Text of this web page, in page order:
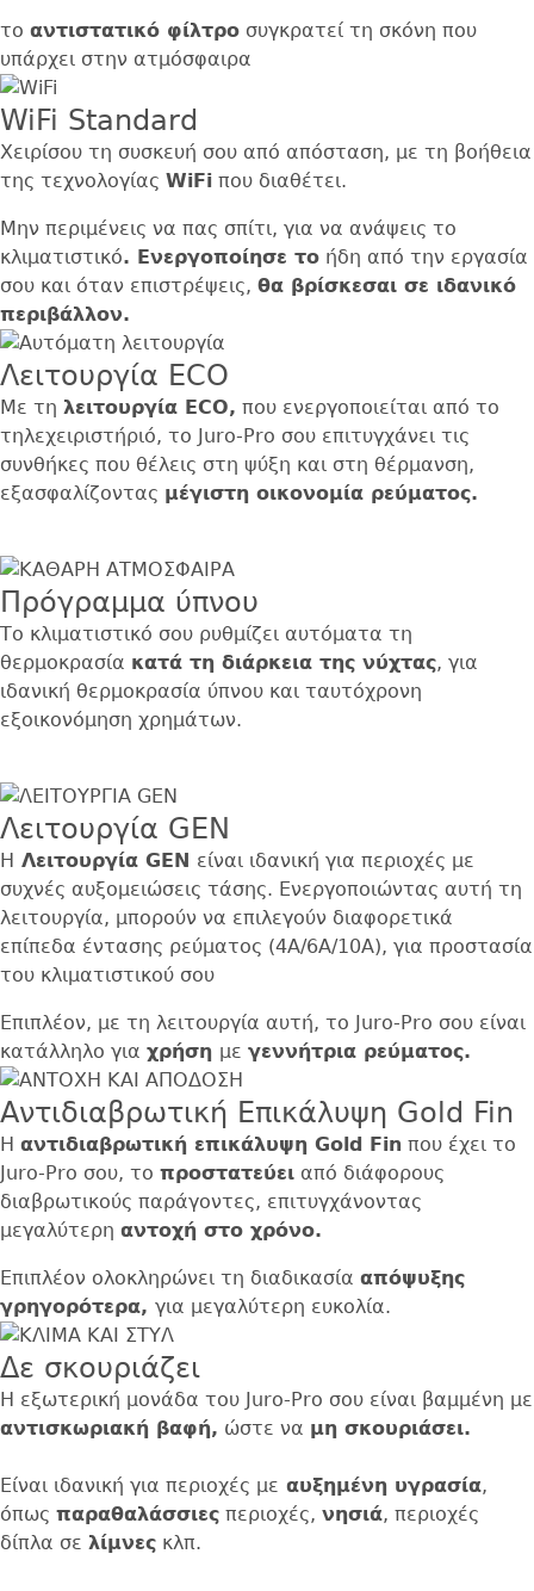
το αντιστατικό φίλτρο συγκρατεί τη σκόνη που
υπάρχει στην ατμόσφαιρα
WiFi Standard
Χειρίσου τη συσκευή σου από απόσταση, με τη βοήθεια
της τεχνολογίας WiFi που διαθέτει.
Μην περιμένεις να πας σπίτι, για να ανάψεις το
κλιματιστικό. Ενεργοποίησε το ήδη από την εργασία
σου και όταν επιστρέψεις, θα βρίσκεσαι σε ιδανικό
περιβάλλον.
Λειτουργία ECO
Με τη λειτουργία ECO, που ενεργοποιείται από το
τηλεχειριστήριό, το Juro-Pro σου επιτυγχάνει τις
συνθήκες που θέλεις στη ψύξη και στη θέρμανση,
εξασφαλίζοντας μέγιστη οικονομία ρεύματος.
Πρόγραμμα ύπνου
Το κλιματιστικό σου ρυθμίζει αυτόματα τη
θερμοκρασία κατά τη διάρκεια της νύχτας, για
ιδανική θερμοκρασία ύπνου και ταυτόχρονη
εξοικονόμηση χρημάτων.
Λειτουργία GEN
H Λειτουργία GEN είναι ιδανική για περιοχές με
συχνές αυξομειώσεις τάσης. Ενεργοποιώντας αυτή τη
λειτουργία, μπορούν να επιλεγούν διαφορετικά
επίπεδα έντασης ρεύματος (4Α/6Α/10Α), για προστασία
του κλιματιστικού σου
Επιπλέον, με τη λειτουργία αυτή, το Juro-Pro σου είναι
κατάλληλο για χρήση με γεννήτρια ρεύματος.
Αντιδιαβρωτική Επικάλυψη Gold Fin
Η αντιδιαβρωτική επικάλυψη Gold Fin που έχει το
Juro-Pro σου, το προστατεύει από διάφορους
διαβρωτικούς παράγοντες, επιτυγχάνοντας
μεγαλύτερη αντοχή στο χρόνο.
Επιπλέον ολοκληρώνει τη διαδικασία απόψυξης
γρηγορότερα, για μεγαλύτερη ευκολία.
Δε σκουριάζει
Η εξωτερική μονάδα του Juro-Pro σου είναι βαμμένη με
αντισκωριακή βαφή, ώστε να μη σκουριάσει.
Είναι ιδανική για περιοχές με αυξημένη υγρασία,
όπως παραθαλάσσιες περιοχές, νησιά, περιοχές
δίπλα σε λίμνες κλπ.